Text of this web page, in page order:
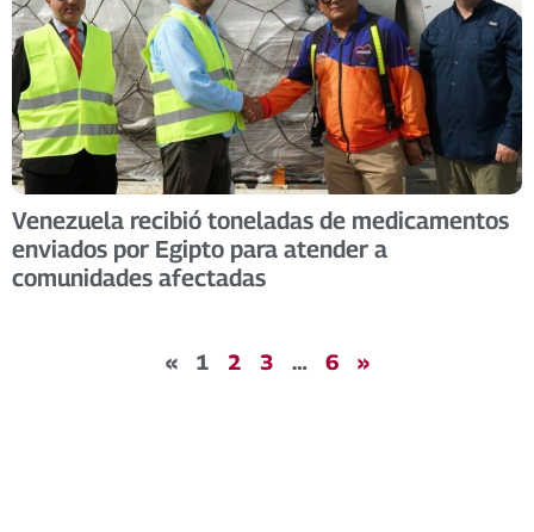
Venezuela recibió toneladas de medicamentos
enviados por Egipto para atender a
comunidades afectadas
« 1 2 3 … 6 »